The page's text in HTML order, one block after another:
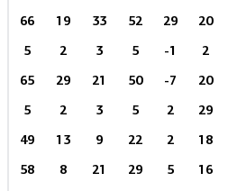
66 19 33 52 29 20
5 2 3 5 -1 2
65 29 21 50 -7 20
5 2 3 5 2 29
49 13 9 22 2 18
58 8 21 29 5 16